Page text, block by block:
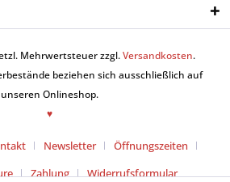
Mehrwertsteuer zzgl.Versandkosten.
beziehen sich ausschließlich auf
unseren Onlineshop.
♥
Newsletter
Öffnungszeiten
Zahlung Widerrufsformular